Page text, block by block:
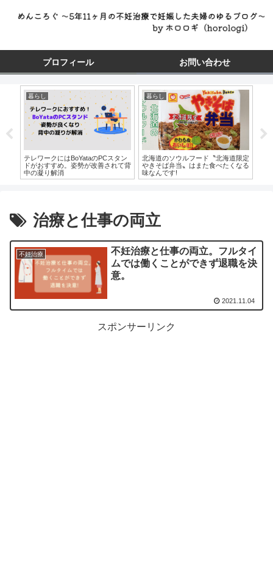
プロフィール お問い合わせ
暮らし
テレワークにはBoYataのPCスタン
ドがおすすめ。姿勢が改善されて背
中の凝り解消
暮らし
北海道のソウルフード〝北海道限定
やきそば弁当〟はまた食べたくなる
味なんです!
治療と仕事の両立
不妊治療
不妊治療と仕事の両立。フルタイ
ムでは働くことができず退職を決
意。
2021.11.04
スポンサーリンク